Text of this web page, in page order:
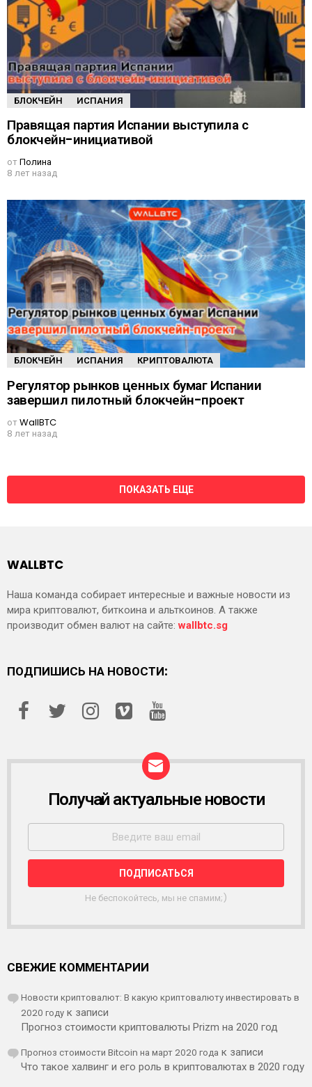
БЛОКЧЕЙН ИСПАНИЯ
Правящая партия Испании выступила с
блокчейн-инициативой
отПолина
8 лет назад
БЛОКЧЕЙН ИСПАНИЯ КРИПТОВАЛЮТА
Регулятор рынков ценных бумаг Испании
завершил пилотный блокчейн-проект
отWallBTC
8 лет назад
ПОКАЗАТЬ ЕЩЕ
WALLBTC
Наша команда собирает интересные и важные новости из
мира криптовалют, биткоина и альткоинов. А также
производит обмен валют на сайте:wallbtc.sg
ПОДПИШИСЬ НА НОВОСТИ:
С
Ы
Л
Получай актуальные новости
Не беспокойтесь, мы не спамим;)
СВЕЖИЕ КОММЕНТАРИИ
Новости криптовалют: В какую криптовалюту инвестировать в
2020 году к записи
Прогноз стоимости криптовалюты Prizm на 2020 год
Прогноз стоимости Bitcoin на март 2020 года к записи
Что такое халвинг и его роль в криптовалютах в 2020 году